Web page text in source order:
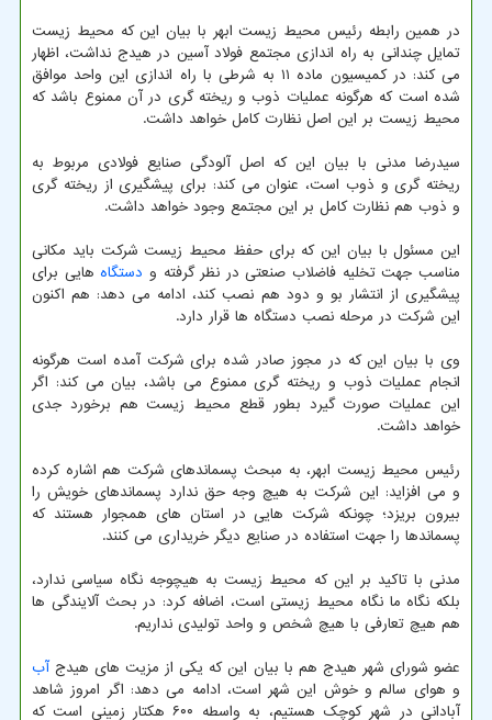
در همین رابطه رئیس محیط زیست ابهر با بیان این که محیط زیست
تمایل چندانی به راه اندازی مجتمع فولاد آسین در هیدج نداشت، اظهار
می کند: در کمیسیون ماده ۱۱ به شرطی با راه اندازی این واحد موافق
شده است که هرگونه عملیات ذوب و ریخته گری در آن ممنوع باشد که
محیط زیست بر این اصل نظارت کامل خواهد داشت.
سیدرضا مدنی با بیان این که اصل آلودگی صنایع فولادی مربوط به
ریخته گری و ذوب است، عنوان می کند: برای پیشگیری از ریخته گری
و ذوب هم نظارت کامل بر این مجتمع وجود خواهد داشت.
این مسئول با بیان این که برای حفظ محیط زیست شرکت باید مکانی
مناسب جهت تخلیه فاضلاب صنعتی در نظر گرفته و دستگاه هایی برای
پیشگیری از انتشار بو و دود هم نصب کند، ادامه می دهد: هم اکنون
این شرکت در مرحله نصب دستگاه ها قرار دارد.
وی با بیان این که در مجوز صادر شده برای شرکت آمده است هرگونه
انجام عملیات ذوب و ریخته گری ممنوع می باشد، بیان می کند: اگر
این عملیات صورت گیرد بطور قطع محیط زیست هم برخورد جدی
خواهد داشت.
رئیس محیط زیست ابهر، به مبحث پسماندهای شرکت هم اشاره کرده
و می افزاید: این شرکت به هیچ وجه حق ندارد پسماندهای خویش را
بیرون بریزد؛ چونکه شرکت هایی در استان های همجوار هستند که
پسماندها را جهت استفاده در صنایع دیگر خریداری می کنند.
مدنی با تاکید بر این که محیط زیست به هیچوجه نگاه سیاسی ندارد،
بلکه نگاه ما نگاه محیط زیستی است، اضافه کرد: در بحث آلایندگی ها
هم هیچ تعارفی با هیچ شخص و واحد تولیدی نداریم.
عضو شورای شهر هیدج هم با بیان این که یکی از مزیت های هیدج آب
و هوای سالم و خوش این شهر است، ادامه می دهد: اگر امروز شاهد
آبادانی در شهر کوچک هستیم، به واسطه ۶۰۰ هکتار زمینی است که